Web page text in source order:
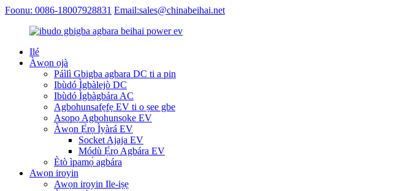
Foonu: 0086-18007928831 Email:sales@chinabeihai.net
Ilé
Àwọn ọjà
Páìlì Gbigba agbara DC ti a pin
Ibùdó Ìgbàlejò DC
Ibùdó Ìgbàgbára AC
Agbohunsafẹfẹ EV ti o ṣee gbe
Asopọ Agbohunsoke EV
Àwọn Ẹ̀rọ Ìyàrá EV
Socket Ajaja EV
Módù Ẹ̀rọ Agbára EV
Ètò ìpamọ́ agbára
Awọn iroyin
Awọn iroyin Ile-iṣẹ